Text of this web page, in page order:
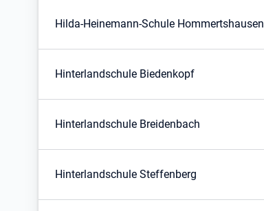
Hilda-Heinemann-Schule Hommertshausen
Hinterlandschule Biedenkopf
Hinterlandschule Breidenbach
Hinterlandschule Steffenberg